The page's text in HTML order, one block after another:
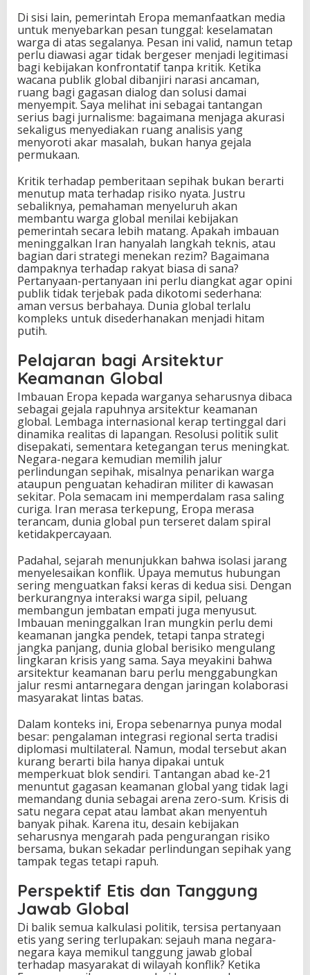
Di sisi lain, pemerintah Eropa memanfaatkan media
untuk menyebarkan pesan tunggal: keselamatan
warga di atas segalanya. Pesan ini valid, namun tetap
perlu diawasi agar tidak bergeser menjadi legitimasi
bagi kebijakan konfrontatif tanpa kritik. Ketika
wacana publik global dibanjiri narasi ancaman,
ruang bagi gagasan dialog dan solusi damai
menyempit. Saya melihat ini sebagai tantangan
serius bagi jurnalisme: bagaimana menjaga akurasi
sekaligus menyediakan ruang analisis yang
menyoroti akar masalah, bukan hanya gejala
permukaan.
Kritik terhadap pemberitaan sepihak bukan berarti
menutup mata terhadap risiko nyata. Justru
sebaliknya, pemahaman menyeluruh akan
membantu warga global menilai kebijakan
pemerintah secara lebih matang. Apakah imbauan
meninggalkan Iran hanyalah langkah teknis, atau
bagian dari strategi menekan rezim? Bagaimana
dampaknya terhadap rakyat biasa di sana?
Pertanyaan-pertanyaan ini perlu diangkat agar opini
publik tidak terjebak pada dikotomi sederhana:
aman versus berbahaya. Dunia global terlalu
kompleks untuk disederhanakan menjadi hitam
putih.
Pelajaran bagi Arsitektur
Keamanan Global
Imbauan Eropa kepada warganya seharusnya dibaca
sebagai gejala rapuhnya arsitektur keamanan
global. Lembaga internasional kerap tertinggal dari
dinamika realitas di lapangan. Resolusi politik sulit
disepakati, sementara ketegangan terus meningkat.
Negara-negara kemudian memilih jalur
perlindungan sepihak, misalnya penarikan warga
ataupun penguatan kehadiran militer di kawasan
sekitar. Pola semacam ini memperdalam rasa saling
curiga. Iran merasa terkepung, Eropa merasa
terancam, dunia global pun terseret dalam spiral
ketidakpercayaan.
Padahal, sejarah menunjukkan bahwa isolasi jarang
menyelesaikan konflik. Upaya memutus hubungan
sering menguatkan faksi keras di kedua sisi. Dengan
berkurangnya interaksi warga sipil, peluang
membangun jembatan empati juga menyusut.
Imbauan meninggalkan Iran mungkin perlu demi
keamanan jangka pendek, tetapi tanpa strategi
jangka panjang, dunia global berisiko mengulang
lingkaran krisis yang sama. Saya meyakini bahwa
arsitektur keamanan baru perlu menggabungkan
jalur resmi antarnegara dengan jaringan kolaborasi
masyarakat lintas batas.
Dalam konteks ini, Eropa sebenarnya punya modal
besar: pengalaman integrasi regional serta tradisi
diplomasi multilateral. Namun, modal tersebut akan
kurang berarti bila hanya dipakai untuk
memperkuat blok sendiri. Tantangan abad ke-21
menuntut gagasan keamanan global yang tidak lagi
memandang dunia sebagai arena zero-sum. Krisis di
satu negara cepat atau lambat akan menyentuh
banyak pihak. Karena itu, desain kebijakan
seharusnya mengarah pada pengurangan risiko
bersama, bukan sekadar perlindungan sepihak yang
tampak tegas tetapi rapuh.
Perspektif Etis dan Tanggung
Jawab Global
Di balik semua kalkulasi politik, tersisa pertanyaan
etis yang sering terlupakan: sejauh mana negara-
negara kaya memikul tanggung jawab global
terhadap masyarakat di wilayah konflik? Ketika